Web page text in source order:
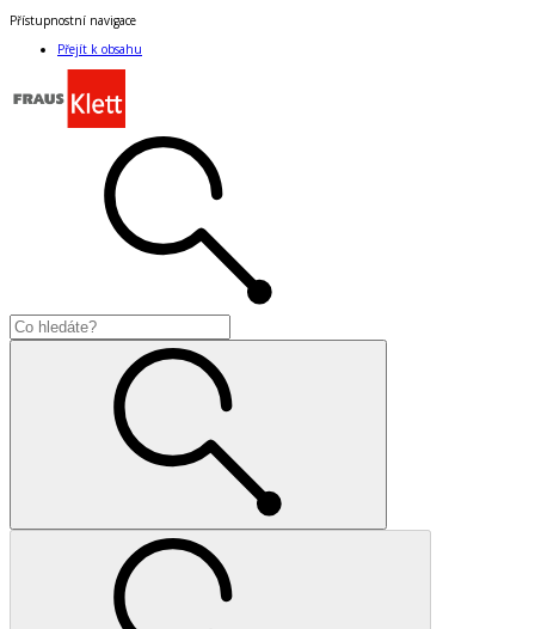
Přístupnostní navigace
Přejít k obsahu